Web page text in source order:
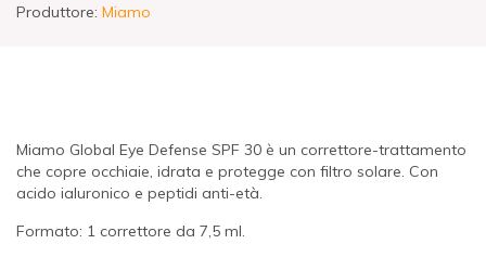
Produttore: Miamo
Miamo Global Eye Defense SPF 30 è un correttore-trattamento
che copre occhiaie, idrata e protegge con filtro solare. Con
acido ialuronico e peptidi anti-età.
Formato: 1 correttore da 7,5 ml.